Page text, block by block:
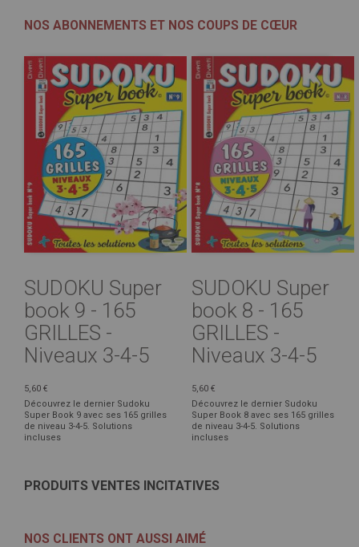
NOS ABONNEMENTS ET NOS COUPS DE CŒUR
SUDOKU Super
book 9 - 165
GRILLES -
Niveaux 3-4-5
5,60 €
Découvrez le dernier Sudoku
Super Book 9 avec ses 165 grilles
de niveau 3-4-5. Solutions
incluses
SUDOKU Super
book 8 - 165
GRILLES -
Niveaux 3-4-5
5,60 €
Découvrez le dernier Sudoku
Super Book 8 avec ses 165 grilles
de niveau 3-4-5. Solutions
incluses
PRODUITS VENTES INCITATIVES
NOS CLIENTS ONT AUSSI AIMÉ